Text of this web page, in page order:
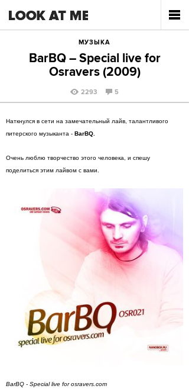
МУЗЫКА
BarBQ – Special live for
Osravers (2009)
2293 5
Наткнулся в сети на замечательный лайв, талантливого
питерского музыканта - BarBQ.
Очень люблю творчество этого человека, и спешу
поделиться этим лайвом с вами.
BarBQ - Special live for osravers.com